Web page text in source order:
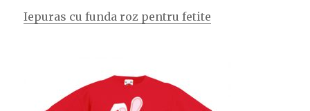
Iepuras cu funda roz pentru fetite